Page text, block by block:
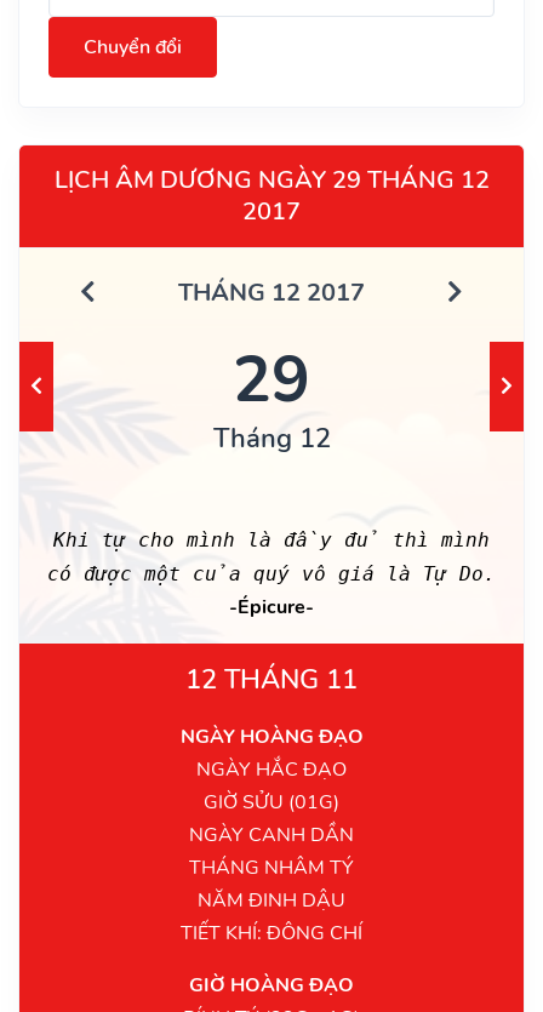
Chuyển đổi
LỊCH ÂM DƯƠNG NGÀY 29 THÁNG 12
2017
THÁNG 12 2017
29
Tháng 12
Khi tự cho mình là đầy đủ thì mình
có được một của quý vô giá là Tự Do.
-Épicure-
12 THÁNG 11
NGÀY HOÀNG ĐẠO
NGÀY HẮC ĐẠO
GIỜ SỬU (01G)
NGÀY CANH DẦN
THÁNG NHÂM TÝ
NĂM ĐINH DẬU
TIẾT KHÍ: ĐÔNG CHÍ
GIỜ HOÀNG ĐẠO